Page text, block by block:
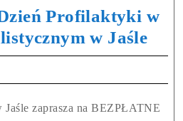
Profilaktyki w
w Jaśle
zaprasza na BEZPŁATNE